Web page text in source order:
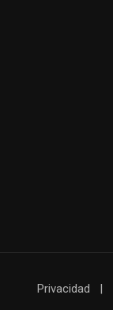
Privacidad